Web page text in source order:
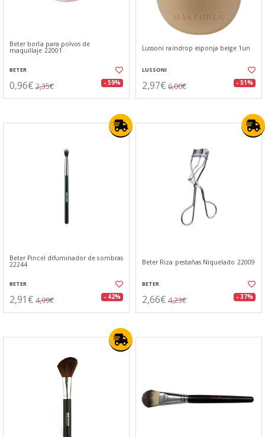
Beter borla para polvos de
maquillaje 22001
BETER
0,96€ 2,35€ - 59%
Lussoni raindrop esponja beige 1un
LUSSONI
2,97€ 6,00€ - 51%
Beter Pincel difuminador de sombras
22244
BETER
2,91€ 4,99€ - 42%
Beter Riza pestañas Niquelado 22009
BETER
2,66€ 4,23€ - 37%